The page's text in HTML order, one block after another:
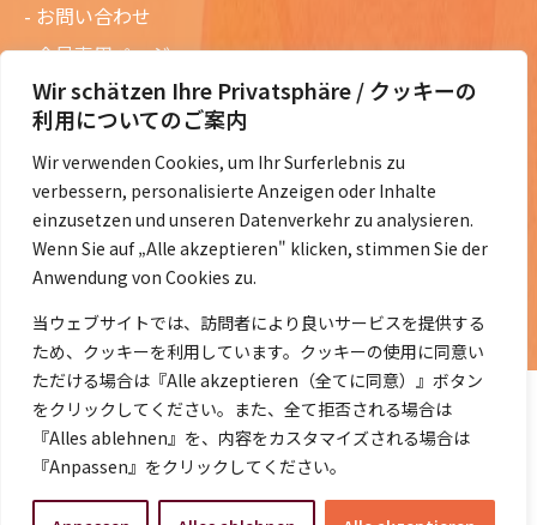
Wir schätzen Ihre Privatsphäre / クッキーの
利用についてのご案内
Wir verwenden Cookies, um Ihr Surferlebnis zu
verbessern, personalisierte Anzeigen oder Inhalte
einzusetzen und unseren Datenverkehr zu analysieren.
Wenn Sie auf „Alle akzeptieren" klicken, stimmen Sie der
Anwendung von Cookies zu.
当ウェブサイトでは、訪問者により良いサービスを提供する
ため、クッキーを利用しています。クッキーの使用に同意い
ただける場合は『Alle akzeptieren（全てに同意）』ボタン
をクリックしてください。また、全て拒否される場合は
『Alles ablehnen』を、内容をカスタマイズされる場合は
『Anpassen』をクリックしてください。
お問い合わせ
会員専用ページ
ニュースレターバックナンバー
過去の講演資料
総会議事録
定款・会費規定など
コラムの紹介
コラム一覧